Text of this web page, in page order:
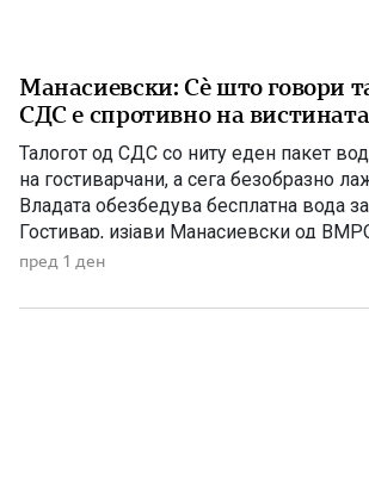
Манасиевски: Сè што говори
СДС е спротивно на вистината
Талогот од СДС со ниту еден пакет
на гостиварчани, а сега безобразно
Владата обезбедува бесплатна вода
Гостивар, изјави Манасиевски од
„Колку злоба и неискреност има во
интереси со водата што Владата
пред 1 ден